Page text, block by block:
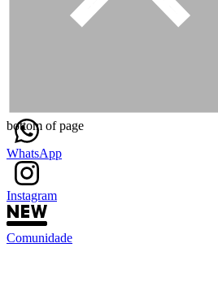
WhatsApp
Instagram
Comunidade
bottom of page